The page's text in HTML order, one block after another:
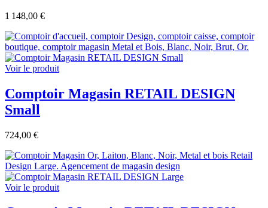
1 148,00 €
Voir le produit
Comptoir Magasin RETAIL DESIGN
Small
724,00 €
Voir le produit